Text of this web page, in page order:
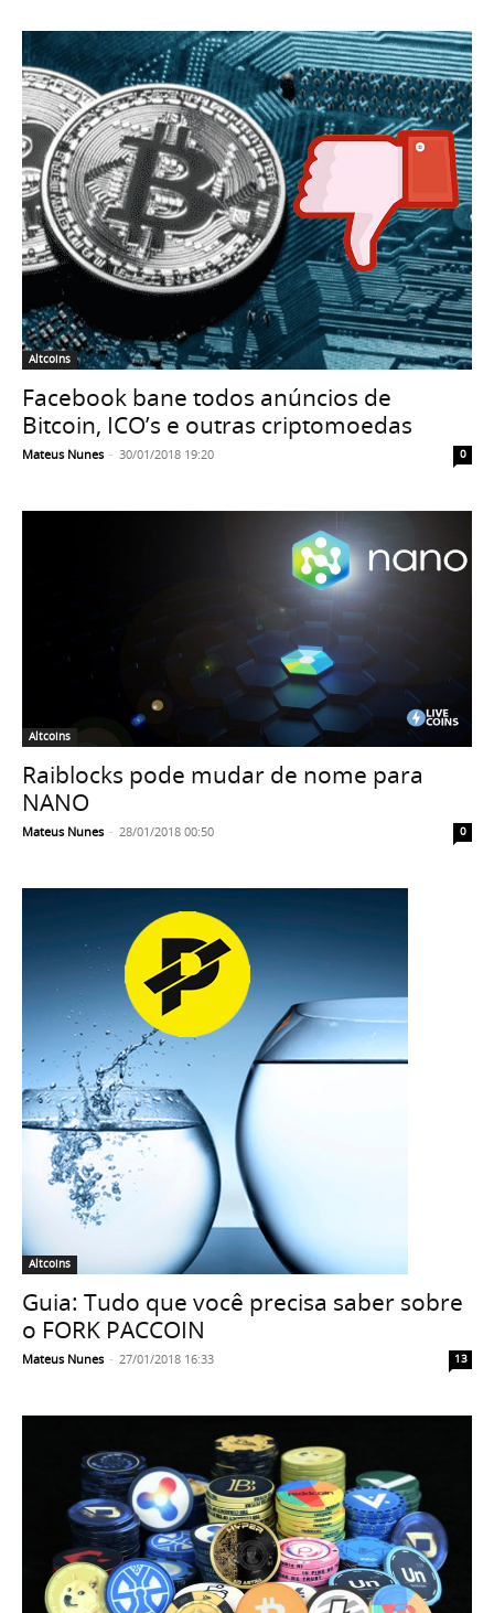
Altcoins
Facebook bane todos anúncios de
Bitcoin, ICO’s e outras criptomoedas
Mateus Nunes - 30/01/2018 19:20 0
Altcoins
Raiblocks pode mudar de nome para
NANO
Mateus Nunes - 28/01/2018 00:50 0
Altcoins
Guia: Tudo que você precisa saber sobre
o FORK PACCOIN
Mateus Nunes - 27/01/2018 16:33 13